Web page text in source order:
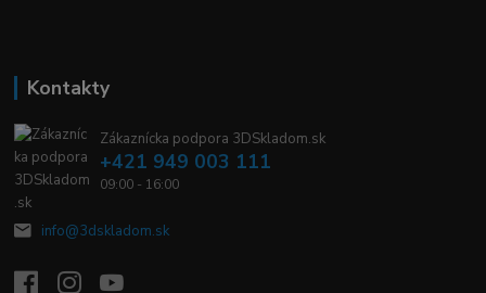
Kontakty
Zákaznícka podpora 3DSkladom.sk
+421 949 003 111
09:00 - 16:00
info@3dskladom.sk